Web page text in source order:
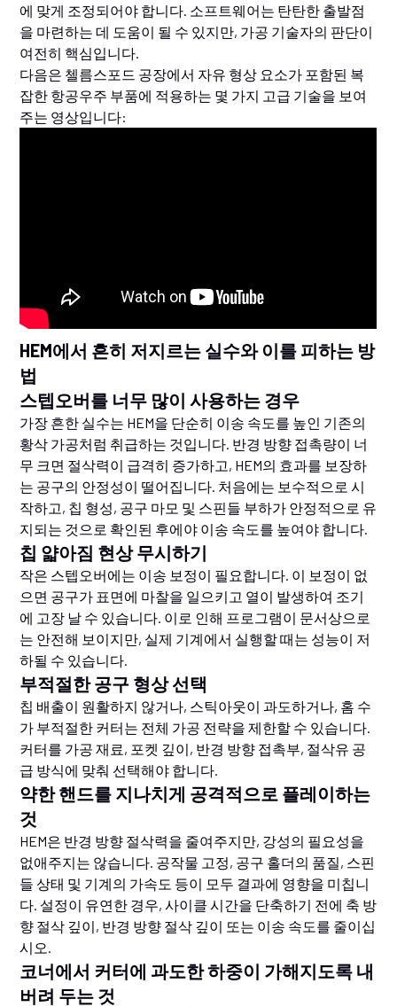
에 맞게 조정되어야 합니다. 소프트웨어는 탄탄한 출발점
을 마련하는 데 도움이 될 수 있지만, 가공 기술자의 판단이
여전히 핵심입니다.
다음은 첼름스포드 공장에서 자유 형상 요소가 포함된 복
잡한 항공우주 부품에 적용하는 몇 가지 고급 기술을 보여
주는 영상입니다:
HEM에서 흔히 저지르는 실수와 이를 피하는 방
법
스텝오버를 너무 많이 사용하는 경우
가장 흔한 실수는 HEM을 단순히 이송 속도를 높인 기존의
황삭 가공처럼 취급하는 것입니다. 반경 방향 접촉량이 너
무 크면 절삭력이 급격히 증가하고, HEM의 효과를 보장하
는 공구의 안정성이 떨어집니다. 처음에는 보수적으로 시
작하고, 칩 형성, 공구 마모 및 스핀들 부하가 안정적으로 유
지되는 것으로 확인된 후에야 이송 속도를 높여야 합니다.
칩 얇아짐 현상 무시하기
작은 스텝오버에는 이송 보정이 필요합니다. 이 보정이 없
으면 공구가 표면에 마찰을 일으키고 열이 발생하여 조기
에 고장 날 수 있습니다. 이로 인해 프로그램이 문서상으로
는 안전해 보이지만, 실제 기계에서 실행할 때는 성능이 저
하될 수 있습니다.
부적절한 공구 형상 선택
칩 배출이 원활하지 않거나, 스틱아웃이 과도하거나, 홈 수
가 부적절한 커터는 전체 가공 전략을 제한할 수 있습니다.
커터를 가공 재료, 포켓 깊이, 반경 방향 접촉부, 절삭유 공
급 방식에 맞춰 선택해야 합니다.
약한 핸드를 지나치게 공격적으로 플레이하는
것
HEM은 반경 방향 절삭력을 줄여주지만, 강성의 필요성을
없애주지는 않습니다. 공작물 고정, 공구 홀더의 품질, 스핀
들 상태 및 기계의 가속도 등이 모두 결과에 영향을 미칩니
다. 설정이 유연한 경우, 사이클 시간을 단축하기 전에 축 방
향 절삭 깊이, 반경 방향 절삭 깊이 또는 이송 속도를 줄이십
시오.
코너에서 커터에 과도한 하중이 가해지도록 내
버려 두는 것